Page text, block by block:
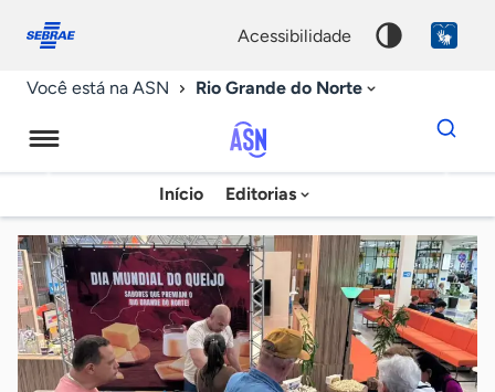
conosco
acessibilidade
Você está na ASN Rio Grande do Norte
Agência
Sebrae
de
Notícias
Início Editorias
Dados
para
chave